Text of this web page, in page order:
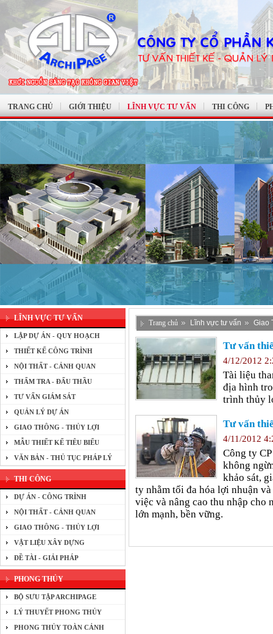
TRANG CHỦ GIỚI THIỆU LĨNH VỰC TƯ VẤN THI CÔNG
LĨNH VỰC TƯ VẤN
LẬP DỰ ÁN - QUY HOẠCH
THIẾT KẾ CÔNG TRÌNH
NỘI THẤT - CẢNH QUAN
THẨM TRA - ĐẤU THẦU
TƯ VẤN GIÁM SÁT
QUẢN LÝ DỰ ÁN
GIAO THÔNG - THỦY LỢI
MẪU THIẾT KẾ TIÊU BIỂU
VĂN BẢN - THỦ TỤC PHÁP LÝ
THI CÔNG
DỰ ÁN - CÔNG TRÌNH
NỘI THẤT - CẢNH QUAN
GIAO THÔNG - THỦY LỢI
VẬT LIỆU XÂY DỰNG
ĐỀ TÀI - GIẢI PHÁP
PHONG THỦY
BỘ SƯU TẬP ARCHIPAGE
LÝ THUYẾT PHONG THỦY
PHONG THỦY TOÀN CẢNH
Trang chủ Lĩnh vực tư vấn Giao
Tư vấn
4/12/2012
Tài liệu
địa hình
trình thủy
Tư vấn
4/11/2012
Công ty
không
khảo sát,
ty nhằm tối đa hóa lợi nhuận
việc và nâng cao thu nhập cho
lớn mạnh, bền vững.